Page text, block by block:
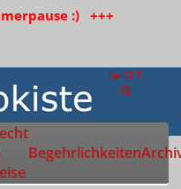
:) +++
Begehrlichkeiten